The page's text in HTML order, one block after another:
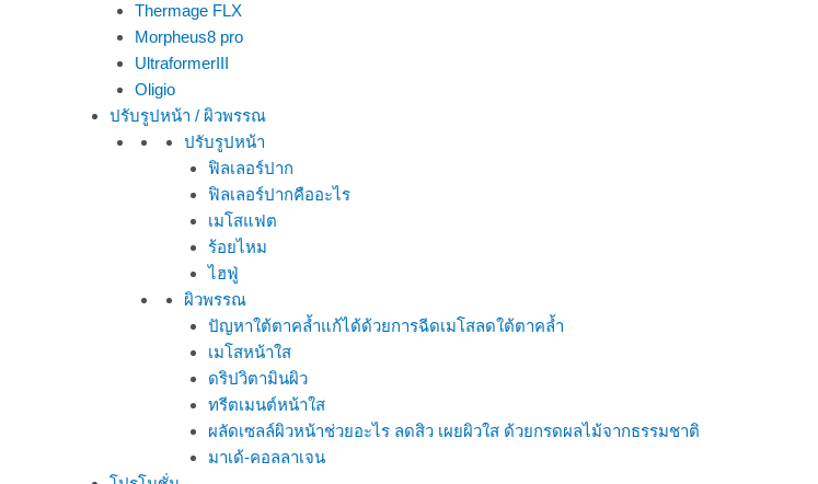
Thermage FLX
Morpheus8 pro
UltraformerIII
Oligio
ปรับรูปหน้า / ผิวพรรณ
ปรับรูปหน้า
ฟิลเลอร์ปาก
ฟิลเลอร์ปากคืออะไร
เมโสแฟต
ร้อยไหม
ไฮฟู่
ผิวพรรณ
ปัญหาใต้ตาคล้ำแก้ได้ด้วยการฉีดเมโสลดใต้ตาคล้ำ
เมโสหน้าใส
ดริปวิตามินผิว
ทรีตเมนต์หน้าใส
ผลัดเซลล์ผิวหน้าช่วยอะไร ลดสิว เผยผิวใส ด้วยกรดผลไม้จากธรรมชาติ
มาเด้-คอลลาเจน